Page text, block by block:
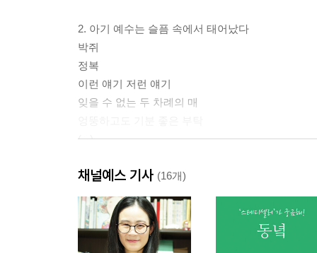
2. 아기 예수는 슬픔 속에서 태어났다
박쥐
정복
이런 얘기 저런 얘기
잊을 수 없는 두 차례의 매
(...)
옮기고 나서
채널예스 기사 (16개)